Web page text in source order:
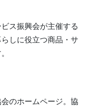
ス振興会が主催する
しに役立つ商品・サ
のホームページ。協